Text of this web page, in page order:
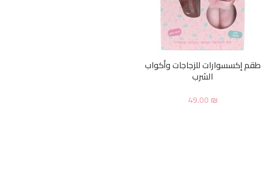
طقم إكسسوارات للزجاجات وأكواب
الشرب
49.00₪